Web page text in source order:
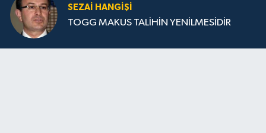
SEZAI HANGİŞİ
TOGG MAKUS TALİHİN YENİLMESİDİR